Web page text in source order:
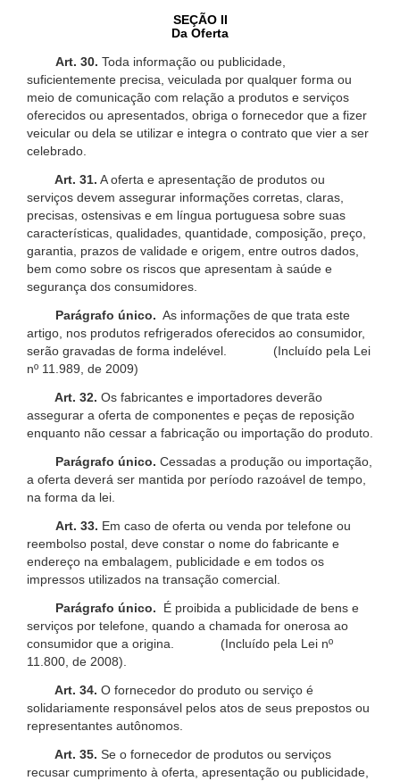
SEÇÃO II
Da Oferta
Art. 30. Toda informação ou publicidade,
suficientemente precisa, veiculada por qualquer forma ou
meio de comunicação com relação a produtos e serviços
oferecidos ou apresentados, obriga o fornecedor que a fizer
veicular ou dela se utilizar e integra o contrato que vier a ser
celebrado.
Art. 31. A oferta e apresentação de produtos ou
serviços devem assegurar informações corretas, claras,
precisas, ostensivas e em língua portuguesa sobre suas
características, qualidades, quantidade, composição, preço,
garantia, prazos de validade e origem, entre outros dados,
bem como sobre os riscos que apresentam à saúde e
segurança dos consumidores.
Parágrafo único. As informações de que trata este
artigo, nos produtos refrigerados oferecidos ao consumidor,
serão gravadas de forma indelével. (Incluído pela Lei
nº 11.989, de 2009)
Art. 32. Os fabricantes e importadores deverão
assegurar a oferta de componentes e peças de reposição
enquanto não cessar a fabricação ou importação do produto.
Parágrafo único. Cessadas a produção ou importação,
a oferta deverá ser mantida por período razoável de tempo,
na forma da lei.
Art. 33. Em caso de oferta ou venda por telefone ou
reembolso postal, deve constar o nome do fabricante e
endereço na embalagem, publicidade e em todos os
impressos utilizados na transação comercial.
Parágrafo único.
É proibida a publicidade de bens e
serviços por telefone, quando a chamada for onerosa ao
consumidor que a origina. (Incluído pela Lei nº
11.800, de 2008).
Art. 34. O fornecedor do produto ou serviço é
solidariamente responsável pelos atos de seus prepostos ou
representantes autônomos.
Art. 35. Se o fornecedor de produtos ou serviços
recusar cumprimento à oferta, apresentação ou publicidade,